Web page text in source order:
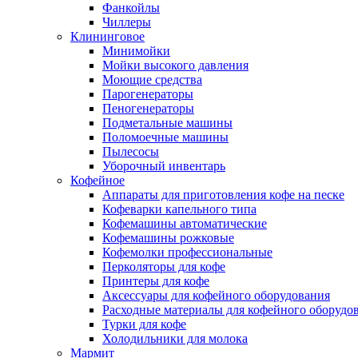
Фанкойлы
Чиллеры
Клининговое
Минимойки
Мойки высокого давления
Моющие средства
Парогенераторы
Пеногенераторы
Подметальные машины
Поломоечные машины
Пылесосы
Уборочный инвентарь
Кофейное
Аппараты для приготовления кофе на песке
Кофеварки капельного типа
Кофемашины автоматические
Кофемашины рожковые
Кофемолки профессиональные
Перколяторы для кофе
Принтеры для кофе
Аксессуары для кофейного оборудования
Расходные материалы для кофейного
Турки для кофе
Холодильники для молока
Мармит